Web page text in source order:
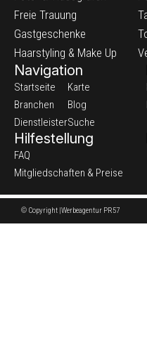
Freie Trauung
Gastgeschenke
Haarstyling & Make Up
Navigation
Startseite
Branchen
Dienstleister
Karte
Blog
Suche
Hilfestellung
FAQ
Mitgliedschaften & Preise
© Copyright |Werbeagentur PR57